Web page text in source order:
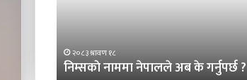
गर्नुपर्छ
?
२०८३ श्रावण १८
निम्सकाे नाममा नेपालले अब के गर्नुपर्छ ?